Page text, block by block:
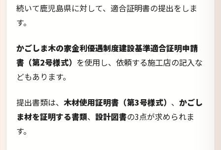
続いて鹿児島県に対して、適合証明書の提出をしま
す。
かごしま木の家金利優遇制度建設基準適合証明申請
書（第2号様式） を使用し、依頼する施工店の記入な
どもあります。
提出書類は、 木材使用証明書（第3号様式） 、 かごし
ま材を証明する書類、 設計図書の3点が求められま
す。